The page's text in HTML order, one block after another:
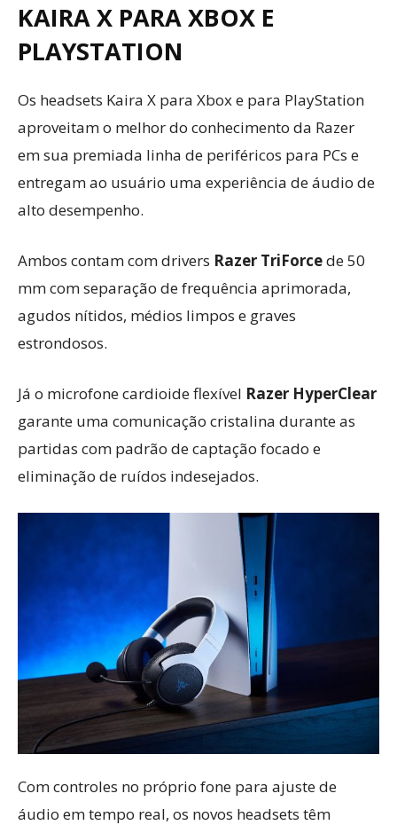
KAIRA X PARA XBOX E
PLAYSTATION
Os headsets Kaira X para Xbox e para PlayStation
aproveitam o melhor do conhecimento da Razer
em sua premiada linha de periféricos para PCs e
entregam ao usuário uma experiência de áudio de
alto desempenho.
Ambos contam com drivers Razer TriForcede 50
mm com separação de frequência aprimorada,
agudos nítidos, médios limpos e graves
estrondosos.
Já o microfone cardioide flexível Razer HyperClear
garante uma comunicação cristalina durante as
partidas com padrão de captação focado e
eliminação de ruídos indesejados.
Com controles no próprio fone para ajuste de
áudio em tempo real, os novos headsets têm